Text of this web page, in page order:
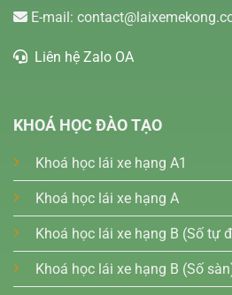
E-mail:
Liên hệ Zalo OA
KHOÁ HỌC ĐÀO TẠO
Khoá học lái xe hạng A1
Khoá học lái xe hạng A
Khoá học lái xe hạng B (Số tự
Khoá học lái xe hạng B (Số